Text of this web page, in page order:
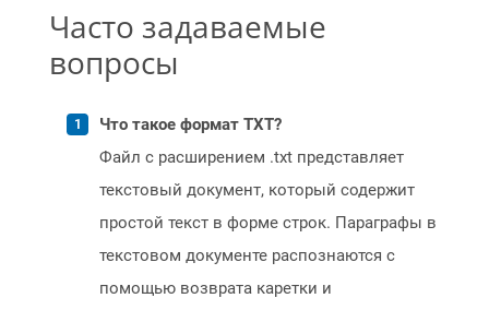
Часто задаваемые
вопросы
Что такое формат TXT?
Файл с расширением .txt представляет
текстовый документ, который содержит
простой текст в форме строк. Параграфы в
текстовом документе распознаются с
помощью возврата каретки и